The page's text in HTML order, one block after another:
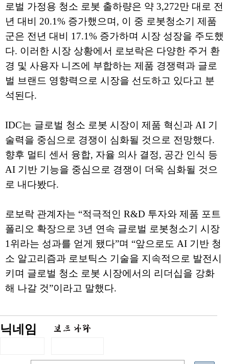
로벌 가정용 청소 로봇 출하량은 약 3,272만 대로 전
년 대비 20.1% 증가했으며, 이 중 로봇청소기 제품
군은 전년 대비 17.1% 증가하며 시장 성장을 주도했
다. 이러한 시장 상황에서 로보락은 다양한 주거 환
경 및 사용자 니즈에 부합하는 제품 경쟁력과 글로
벌 브랜드 영향력으로 시장을 선도하고 있다고 분
석된다.
IDC는 글로벌 청소 로봇 시장이 제품 혁신과 AI 기
술력을 중심으로 경쟁이 심화될 것으로 전망했다.
향후 멀티 센서 융합, 자율 의사 결정, 공간 인식 등
AI 기반 기능을 중심으로 경쟁이 더욱 심화될 것으
로 내다봤다.
로보락 관계자는 “적극적인 R&D 투자와 제품 포트
폴리오 확장으로 3년 연속 글로벌 로봇청소기 시장
1위라는 성과를 얻게 됐다”며 “앞으로도 AI 기반 청
소 알고리즘과 로보틱스 기술을 지속적으로 발전시
키며 글로벌 청소 로봇 시장에서의 리더십을 강화
해 나갈 것”이라고 말했다.
닉네임